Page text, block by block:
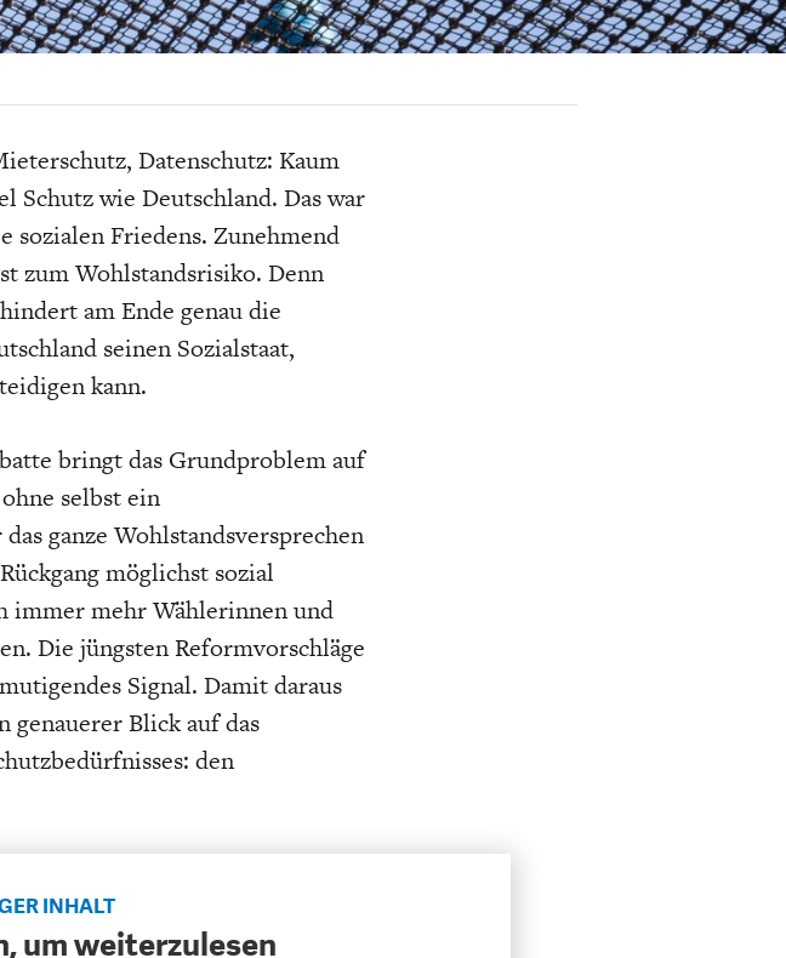
BGE-INFOGRAFIKWELTWIRTSCHAFT
Datenschutz: Kaum
Schutz wie Deutschland. Das war
Friedens. Zunehmend
zum Wohlstandsrisiko. Denn
am Ende genau die
seinen Sozialstaat,
kann.
bringt das Grundproblem auf
selbst ein
ganze Wohlstandsversprechen
möglichst sozial
immer mehr Wählerinnen und
Die jüngsten Reformvorschläge
Signal. Damit daraus
Blick auf das
den
INHALT
um weiterzulesen